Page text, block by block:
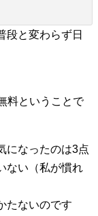
段と変わらず日
料ということで
になったのは3点
ない（私が慣れ
たないのです